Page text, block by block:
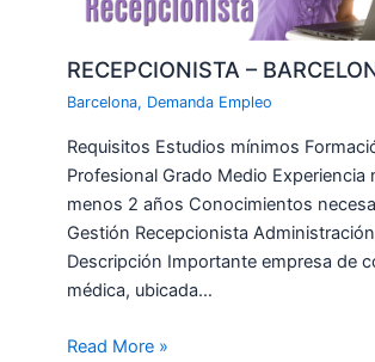
RECEPCIONISTA –
Barcelona, Demanda Empleo
Requisitos Estudios mínimos
Profesional Grado Medio Experiencia
menos 2 años Conocimientos
Gestión Recepcionista Administración
Descripción Importante empresa de
médica, ubicada…
Read More »